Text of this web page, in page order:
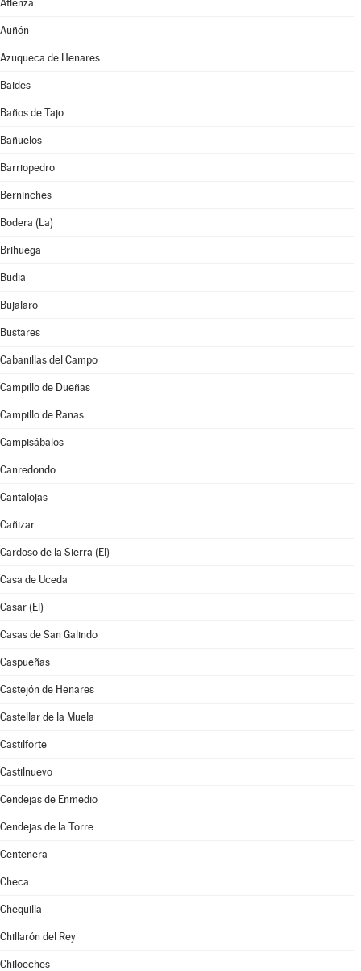
Atienza
Auñón
Azuqueca de Henares
Baides
Baños de Tajo
Bañuelos
Barriopedro
Berninches
Bodera (La)
Brihuega
Budia
Bujalaro
Bustares
Cabanillas del Campo
Campillo de Dueñas
Campillo de Ranas
Campisábalos
Canredondo
Cantalojas
Cañizar
Cardoso de la Sierra (El)
Casa de Uceda
Casar (El)
Casas de San Galindo
Caspueñas
Castejón de Henares
Castellar de la Muela
Castilforte
Castilnuevo
Cendejas de Enmedio
Cendejas de la Torre
Centenera
Checa
Chequilla
Chillarón del Rey
Chiloeches